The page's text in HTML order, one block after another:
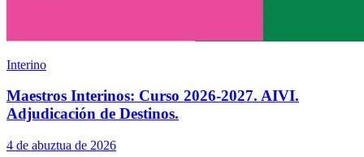
Interino
Maestros Interinos: Curso 2026-2027. AIVI.
Adjudicación de Destinos.
4 de abuztua de 2026